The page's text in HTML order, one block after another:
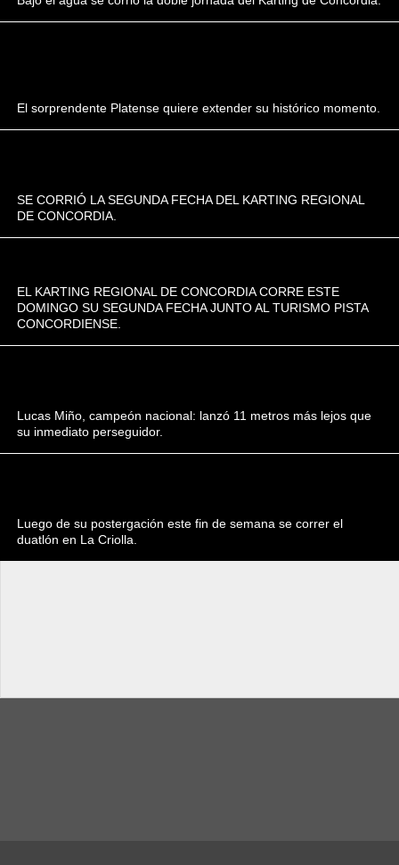
El sorprendente Platense quiere extender su histórico momento.
SE CORRIÓ LA SEGUNDA FECHA DEL KARTING REGIONAL
DE CONCORDIA.
EL KARTING REGIONAL DE CONCORDIA CORRE ESTE
DOMINGO SU SEGUNDA FECHA JUNTO AL TURISMO PISTA
CONCORDIENSE.
Lucas Miño, campeón nacional: lanzó 11 metros más lejos que
su inmediato perseguidor.
Luego de su postergación este fin de semana se correr el
duatlón en La Criolla.